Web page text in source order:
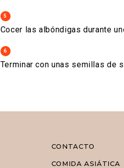
5
Cocer las albóndigas durante
6
Terminar con unas semillas de
CONTACTO
COMIDA ASIÁTICA